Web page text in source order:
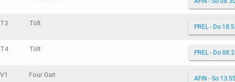
Tölt PREL - Do
Tölt PREL - Do
Four Gait AFIN - So 13:55